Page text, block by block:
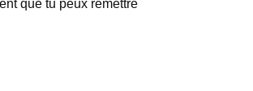
que tu peux remettre